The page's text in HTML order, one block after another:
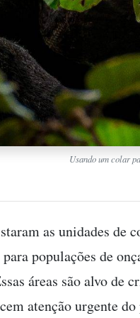
Usando um colar
as unidades de
populações de
áreas são alvo de
atenção urgente